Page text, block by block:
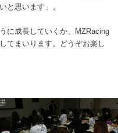
と思います」。
に成長していくか、MZRacing
てまいります。どうぞお楽し